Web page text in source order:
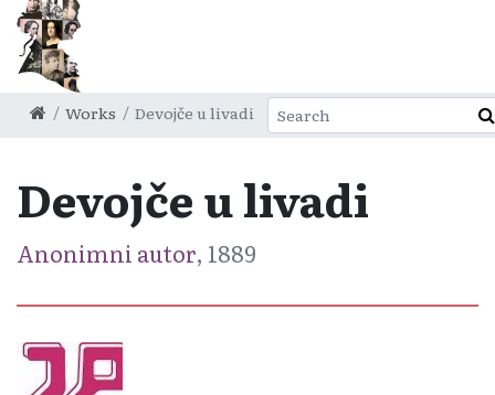
Works Devojče u livadi
Devojče u livadi
Anonimni autor, 1889